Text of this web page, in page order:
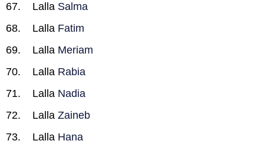
Lalla Salma
Lalla Fatim
Lalla Meriam
Lalla Rabia
Lalla Nadia
Lalla Zaineb
Lalla Hana